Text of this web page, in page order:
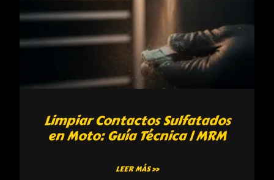
Limpiar Contactos Sulfatados
en Moto: Guía Técnica | MRM
LEER MÁS »